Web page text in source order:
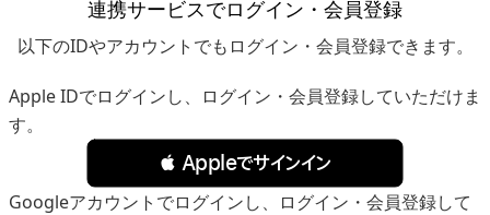
連携サービスでログイン・会員登録
以下のIDやアカウントでもログイン・会員登録できます。
Apple IDでログインし、ログイン・会員登録していただけま
す。
 Appleでサインイン
Googleアカウントでログインし、ログイン・会員登録して